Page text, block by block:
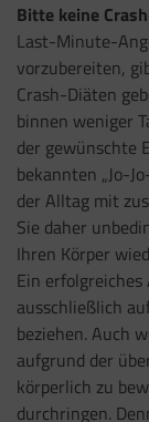
Bitte keine
Last-Minute-
vorzubereiten,
Crash-Diäten
binnen weniger
der gewünschte
bekannten „Jo-
der Alltag mit
Sie daher
Ihren Körper
Ein
ausschließlich
beziehen. Auch
aufgrund der
körperlich zu
durchringen.